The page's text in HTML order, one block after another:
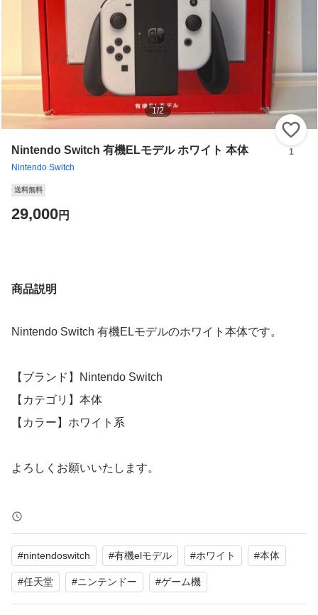
1/2
Nintendo Switch 有機ELモデル ホワイト 本体
Nintendo Switch
1
送料無料
29,000円
商品説明
Nintendo Switch 有機ELモデルのホワイト本体です。
【ブランド】Nintendo Switch
【カテゴリ】本体
【カラー】ホワイト系
よろしくお願いいたします。
お気軽にご購入ください！
#nintendoswitch #有機elモデル #ホワイト #本体
#任天堂 #ニンテンドー #ゲーム機